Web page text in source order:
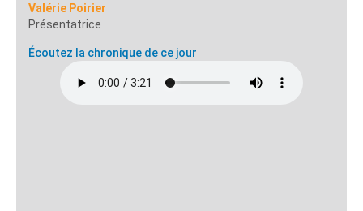
Valérie Poirier
Présentatrice
Écoutez la chronique de ce jour